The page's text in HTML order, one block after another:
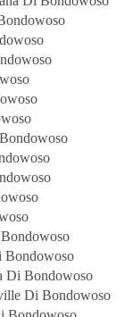
Bondowoso
Di Bondowoso
Di Bondowoso